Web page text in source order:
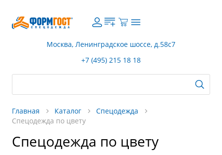
Москва, Ленинградское шоссе, д.58с7
+7 (495) 215 18 18
Главная Каталог
Спецодежда
Спецодежда по цвету
Спецодежда по цвету